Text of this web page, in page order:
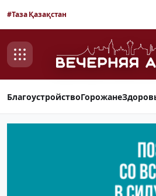
#Таза Қазақстан
БлагоустройствоГорожане